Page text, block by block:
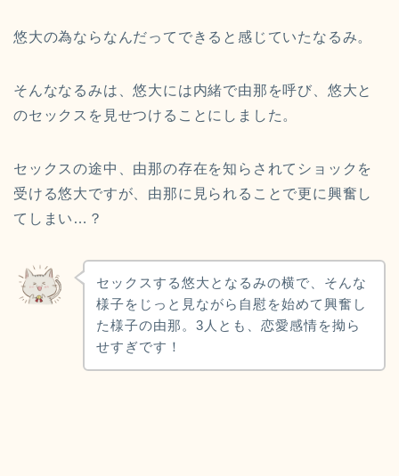
悠大の為ならなんだってできると感じていたなるみ。
そんななるみは、悠大には内緒で由那を呼び、悠大と
のセックスを見せつけることにしました。
セックスの途中、由那の存在を知らされてショックを
受ける悠大ですが、由那に見られることで更に興奮し
てしまい…？
セックスする悠大となるみの横で、そんな
様子をじっと見ながら自慰を始めて興奮し
た様子の由那。3人とも、恋愛感情を拗ら
せすぎです！